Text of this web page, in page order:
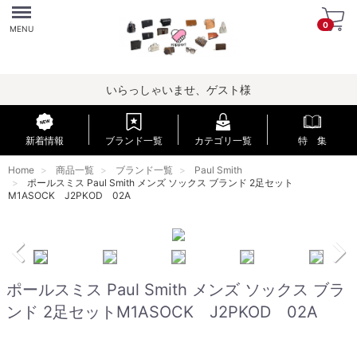
Menu
MENU 0
いらっしゃいませ、ゲスト様
新着情報 ブランド一覧 カテゴリ一覧 特 集
Home 商品一覧 ブランド一覧
Paul Smith
ポールスミス Paul Smith メンズ ソックス ブランド 2足セット
M1ASOCK J2PKOD 02A
ポールスミス Paul Smith メンズ ソックス ブラ
ンド 2足セットM1ASOCK J2PKOD 02A